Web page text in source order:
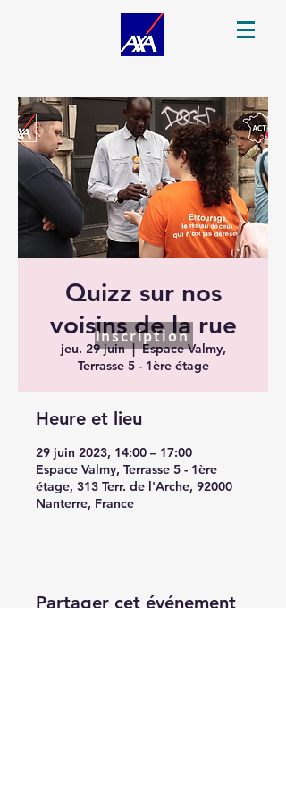
Quizz sur nos
voisins de la rue
jeu. 29 juin
  |
Espace Valmy,
Terrasse 5 - 1ère étage
Heure et lieu
29 juin 2023, 14:00 – 17:00
Espace Valmy, Terrasse 5 - 1ère
étage, 313 Terr. de l'Arche, 92000
Nanterre, France
Partager cet événement
Inscription